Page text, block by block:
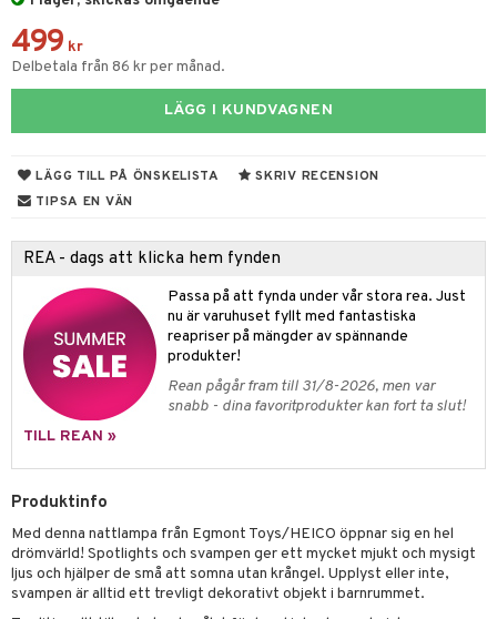
499 kr
Delbetala från 86 kr per månad.
LÄGG I KUNDVAGNEN
LÄGG TILL PÅ ÖNSKELISTA
SKRIV RECENSION
TIPSA EN VÄN
REA - dags att klicka hem fynden
Passa på att fynda under vår stora rea. Just
nu är varuhuset fyllt med fantastiska
reapriser på mängder av spännande
produkter!
Rean pågår fram till 31/8-2026, men var
snabb - dina favoritprodukter kan fort ta slut!
TILL REAN »
Produktinfo
Med denna nattlampa från Egmont Toys/HEICO öppnar sig en hel
drömvärld! Spotlights och svampen ger ett mycket mjukt och mysigt
ljus och hjälper de små att somna utan krångel. Upplyst eller inte,
svampen är alltid ett trevligt dekorativt objekt i barnrummet.
& Tillbehör
& Solhattar
& UV-kläder
& Strumpor
leksaker
gå vagnar
Builder
Pet Shop
Born
Stockholm
& Gungdjur
bitar
svar